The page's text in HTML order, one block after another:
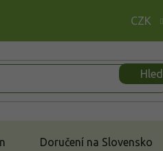
CZK
Doručení na Slovensko